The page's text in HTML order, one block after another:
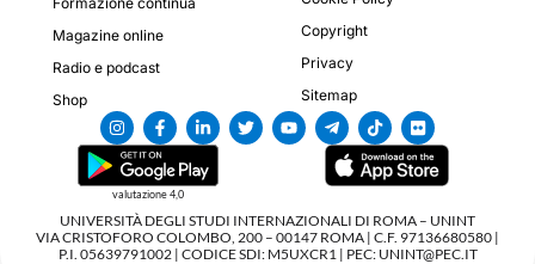
Magazine online
Radio e podcast
Shop
Copyright
Privacy
Sitemap
valutazione 4,0
UNIVERSITÀ DEGLI STUDI INTERNAZIONALI DI ROMA – UNINT
VIA CRISTOFORO COLOMBO, 200 – 00147 ROMA | C.F. 97136680580 |
P.I. 05639791002 | CODICE SDI: M5UXCR1 | PEC: UNINT@PEC.IT